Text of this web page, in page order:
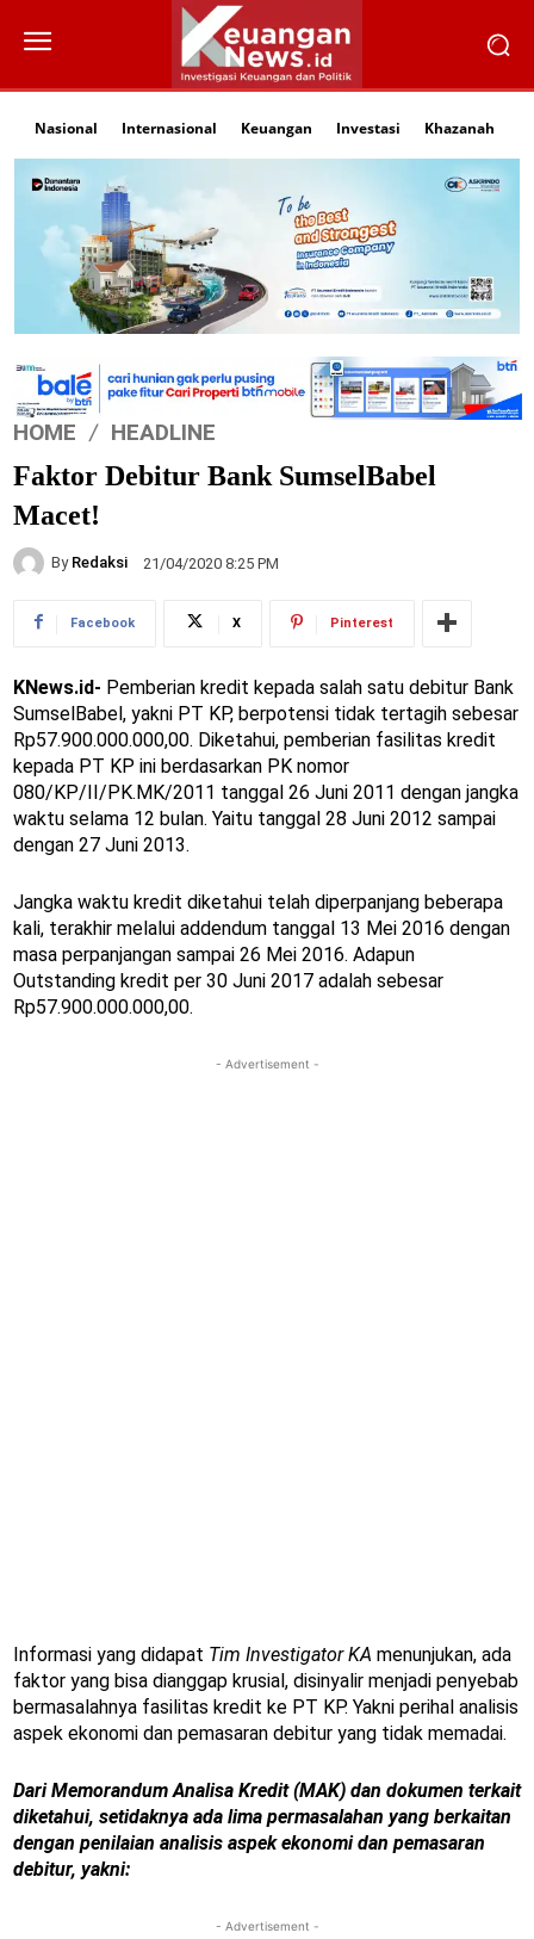
Nasional Internasional Keuangan Investasi Khazanah
HOME HEADLINE
Faktor Debitur Bank SumselBabel
Macet!
By Redaksi 21/04/2020 8:25 PM
Facebook X Pinterest
KNews.id- Pemberian kredit kepada salah satu debitur Bank
SumselBabel, yakni PT KP, berpotensi tidak tertagih sebesar
Rp57.900.000.000,00. Diketahui, pemberian fasilitas kredit
kepada PT KP ini berdasarkan PK nomor
080/KP/II/PK.MK/2011 tanggal 26 Juni 2011 dengan jangka
waktu selama 12 bulan. Yaitu tanggal 28 Juni 2012 sampai
dengan 27 Juni 2013.
Jangka waktu kredit diketahui telah diperpanjang beberapa
kali, terakhir melalui addendum tanggal 13 Mei 2016 dengan
masa perpanjangan sampai 26 Mei 2016. Adapun
Outstanding kredit per 30 Juni 2017 adalah sebesar
Rp57.900.000.000,00.
- Advertisement -
Informasi yang didapat Tim Investigator KA menunjukan, ada
faktor yang bisa dianggap krusial, disinyalir menjadi penyebab
bermasalahnya fasilitas kredit ke PT KP. Yakni perihal analisis
aspek ekonomi dan pemasaran debitur yang tidak memadai.
Dari Memorandum Analisa Kredit (MAK) dan dokumen terkait
diketahui, setidaknya ada lima permasalahan yang berkaitan
dengan penilaian analisis aspek ekonomi dan pemasaran
debitur, yakni:
- Advertisement -